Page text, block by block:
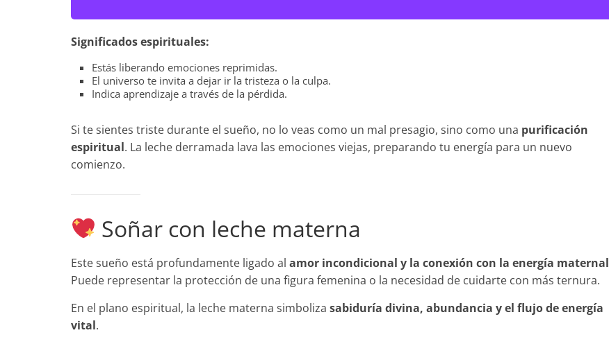
Significados espirituales:
Estás liberando emociones reprimidas.
El universo te invita a dejar ir la tristeza o la culpa.
Indica aprendizaje a través de la pérdida.
Si te sientes triste durante el sueño, no lo veas como un mal presagio, sino como una purificación
espiritual. La leche derramada lava las emociones viejas, preparando tu energía para un nuevo
comienzo.
Soñar con leche materna
Este sueño está profundamente ligado al amor incondicional y la conexión con la energía maternal
Puede representar la protección de una figura femenina o la necesidad de cuidarte con más ternura.
En el plano espiritual, la leche materna simboliza sabiduría divina, abundancia y el flujo de energía
vital.